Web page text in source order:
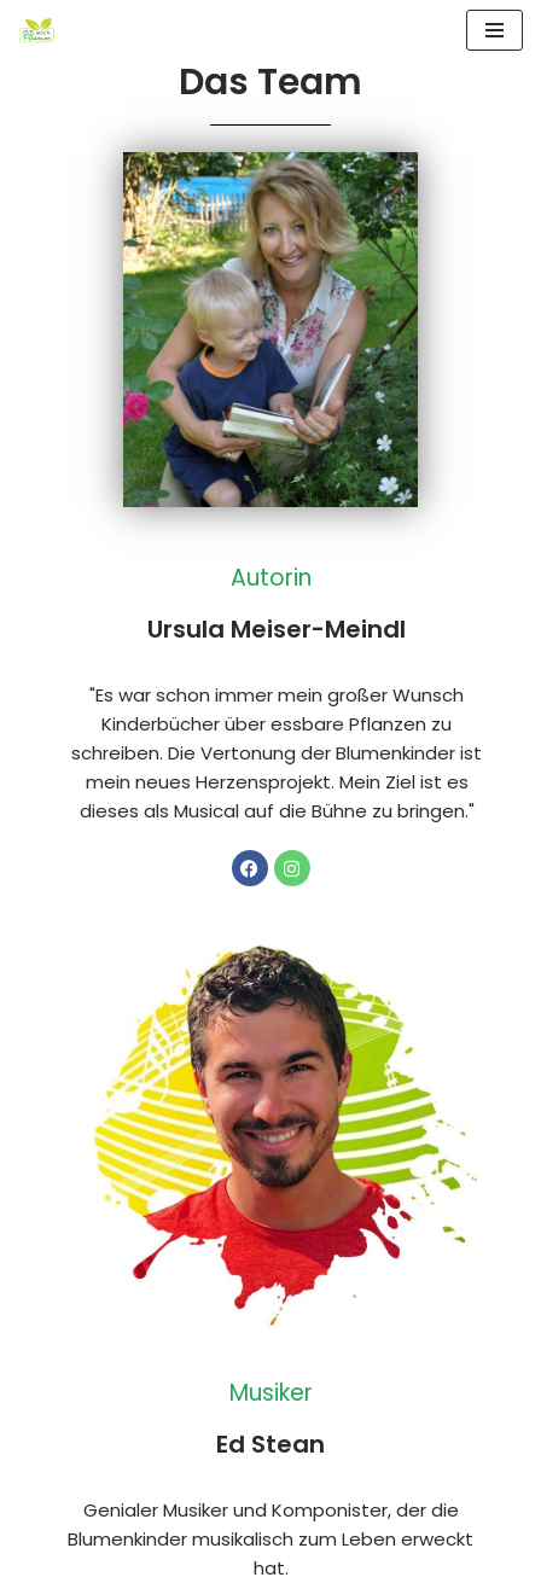
Das Team
Autorin
Ursula Meiser-Meindl
"Es war schon immer mein großer Wunsch
Kinderbücher über essbare Pflanzen zu
schreiben. Die Vertonung der Blumenkinder ist
mein neues Herzensprojekt. Mein Ziel ist es
dieses als Musical auf die Bühne zu bringen."
Musiker
Ed Stean
Genialer Musiker und Komponister, der die
Blumenkinder musikalisch zum Leben erweckt
hat.